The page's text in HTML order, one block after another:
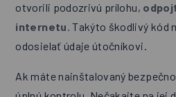
otvorili podozrivú prílohu,
internetu. Takýto škodlivý kód
odosielať údaje útočníkovi.
Ak máte nainštalovaný